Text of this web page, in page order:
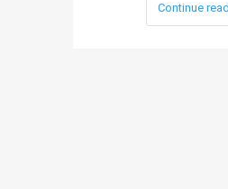
Continue